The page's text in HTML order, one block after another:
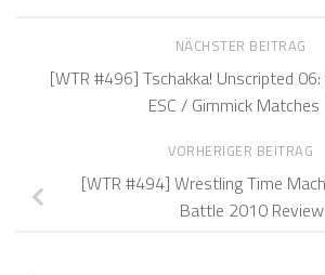
NÄCHSTER BEITRAG
[WTR #496] Tschakka! Unscripted
ESC / Gimmick Matches
VORHERIGER BEITRAG
[WTR #494] Wrestling Time
Battle 2010 Review